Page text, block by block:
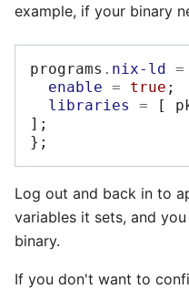
example, if your binary
programs . nix-ld =
enable = true ;
libraries
= [
];
};
Log out and back in to
variables it sets, and
binary.
If you don't want to